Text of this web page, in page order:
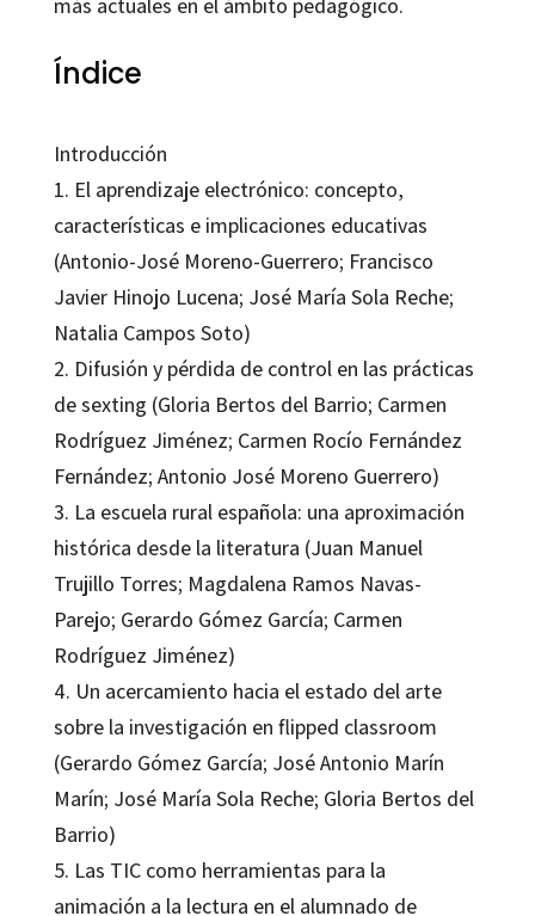
Índice
Introducción
1. El aprendizaje electrónico: concepto,
características e implicaciones educativas
(Antonio-José Moreno-Guerrero; Francisco
Javier Hinojo Lucena; José María Sola Reche;
Natalia Campos Soto)
2. Difusión y pérdida de control en las prácticas
de sexting (Gloria Bertos del Barrio; Carmen
Rodríguez Jiménez; Carmen Rocío Fernández
Fernández; Antonio José Moreno Guerrero)
3. La escuela rural española: una aproximación
histórica desde la literatura (Juan Manuel
Trujillo Torres; Magdalena Ramos Navas-
Parejo; Gerardo Gómez García; Carmen
Rodríguez Jiménez)
4. Un acercamiento hacia el estado del arte
sobre la investigación en flipped classroom
(Gerardo Gómez García; José Antonio Marín
Marín; José María Sola Reche; Gloria Bertos del
Barrio)
5. Las TIC como herramientas para la
animación a la lectura en el alumnado de